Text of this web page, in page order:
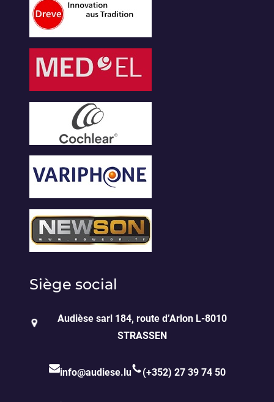
Siège social
Audièse sarl 184, route d’Arlon L-8010
STRASSEN
info@audiese.lu (+352) 27 39 74 50